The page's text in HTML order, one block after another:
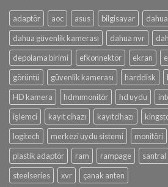
adaptör aoc asus bilgisayar dahua
dahua güvenlik kamerası
dahua nvr
depolama birimi
efkonnektör ekran
görüntü
güvenlik kamerası harddisk
HD kamera
hdmımonitör hd uydu
işlemci
kayıt cihazı kayıtcihazı
logitech
merkezi uydu sistemi monitöri
plastik adaptör
ram rampage santral
steelseries
xvr çanak anten